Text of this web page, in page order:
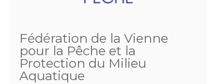
Fédération de la Vienne
pour la Pêche et la
Protection du Milieu
Aquatique